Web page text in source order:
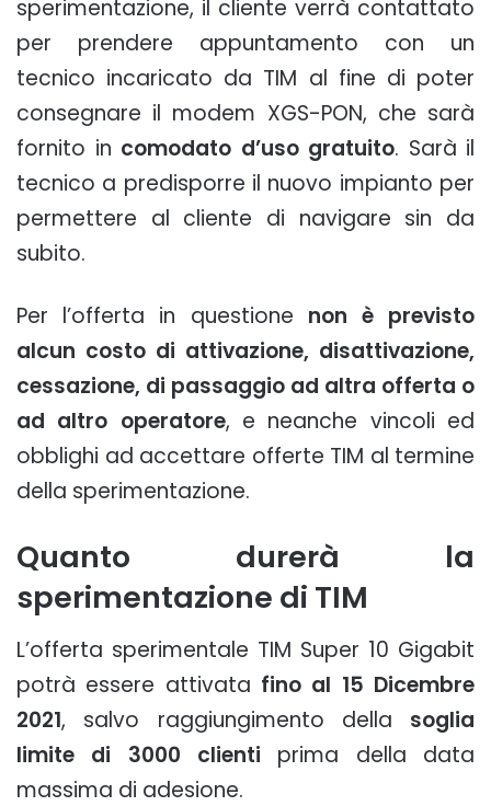
sperimentazione, il cliente verrà contattato
per prendere appuntamento con un
tecnico incaricato da TIM al fine di poter
consegnare il modem XGS-PON, che sarà
fornito in comodato d’uso gratuito. Sarà il
tecnico a predisporre il nuovo impianto per
permettere al cliente di navigare sin da
subito.
Per l’offerta in questione non è previsto
alcun costo di attivazione, disattivazione,
cessazione, di passaggio ad altra offerta o
ad altro operatore, e neanche vincoli ed
obblighi ad accettare offerte TIM al termine
della sperimentazione.
Quanto durerà la
sperimentazione di TIM
L’offerta sperimentale TIM Super 10 Gigabit
potrà essere attivata fino al 15 Dicembre
2021, salvo raggiungimento della soglia
limite di 3000 clienti prima della data
massima di adesione.